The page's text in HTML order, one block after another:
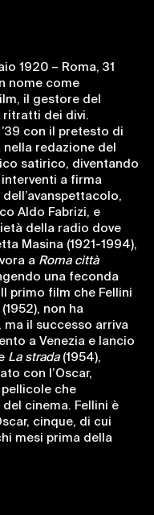
1920 – Roma, 31
nome come
il gestore del
ritratti dei divi.
con il pretesto di
redazione del
satirico, diventando
a firma
Aldo Fabrizi, e
della radio dove
Masina (1921-1994),
a Roma città
una feconda
primo film che Fellini
(1952), non ha
il successo arriva
a Venezia e lancio
La strada(1954),
con l’Oscar,
che
cinema. Fellini è
cinque, di cui
mesi prima della